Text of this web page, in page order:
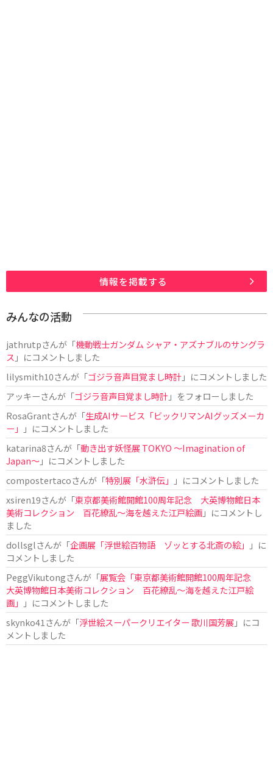
情報を掲載する
みんなの活動
jathrutpさんが「機動戦士ガンダム シャア・アズナブルのサングラ
ス 」にコメントしました
lilysmith10さんが「ゴジラ音声目覚まし時計」にコメントしました
アッキーさんが「ゴジラ音声目覚まし時計」をフォローしました
RosaGrantさんが「生成AIサービス「ビックリマンAIグッズメーカ
ー」
」にコメントしました
katarina8さんが「動き出す妖怪展 TOKYO 〜Imagination of
Japan〜」にコメントしました
compostertacoさんが「特別展「水滸伝」
」にコメントしました
xsiren19さんが「東京都美術館開館100周年記念 大英博物館日本
美術コレクション 百花繚乱～海を越えた江戸絵画」にコメントし
ました
dollsglさんが「企画展「浮世絵百物語 ゾッとする北斎の絵」
」に
コメントしました
PeggVikutongさんが「展覧会「東京都美術館開館100周年記念
大英博物館日本美術コレクション 百花繚乱〜海を越えた江戸絵
画」
」にコメントしました
skynko41さんが「浮世絵スーパークリエイター 歌川国芳展 」にコ
メントしました